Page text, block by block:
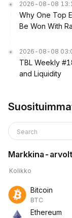
2026-08-08
Why One Top
Be Won With
2026-08-08
TBL Weekly
and Liquidity
Search
Markkina-
Kolikko
Bitcoin
BTC
Ethereum